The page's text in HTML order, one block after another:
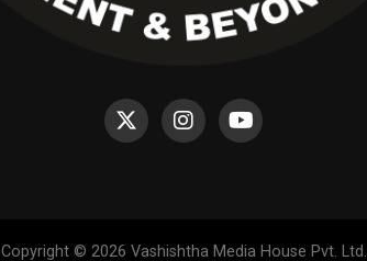
Copyright © 2026 Vashishtha Media House Pvt. Ltd.